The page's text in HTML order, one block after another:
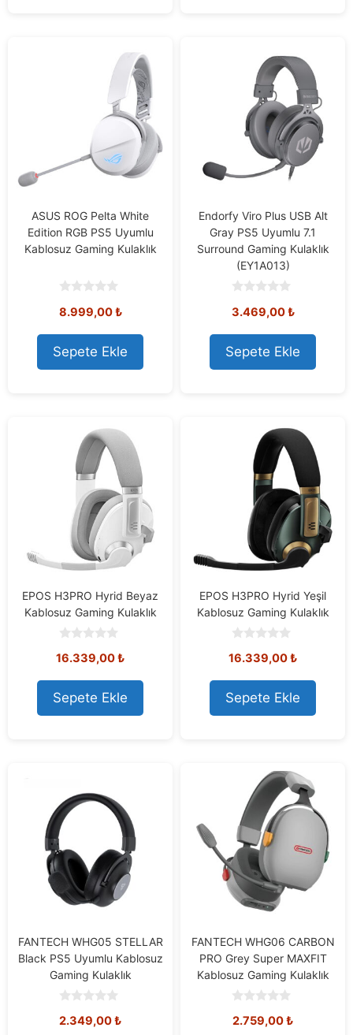
ASUS ROG Pelta White
Edition RGB PS5 Uyumlu
Kablosuz Gaming Kulaklık
o
t
o
f
5
8.999,00₺
Sepete Ekle
Endorfy Viro Plus USB Alt
Gray PS5 Uyumlu 7.1
Surround Gaming Kulaklık
(EY1A013)
o
t
o
f
5
3.469,00₺
Sepete Ekle
EPOS H3PRO Hyrid Beyaz
Kablosuz Gaming Kulaklık
o
t
o
f
5
16.339,00₺
Sepete Ekle
EPOS H3PRO Hyrid Yeşil
Kablosuz Gaming Kulaklık
o
t
o
f
5
16.339,00₺
Sepete Ekle
FANTECH WHG05 STELLAR
Black PS5 Uyumlu Kablosuz
Gaming Kulaklık
o
2.349,00₺
FANTECH WHG06 CARBON
PRO Grey Super MAXFIT
Kablosuz Gaming Kulaklık
o
2.759,00₺